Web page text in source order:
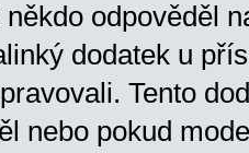
odpověděl
dodatek u
Tento
nebo pokud